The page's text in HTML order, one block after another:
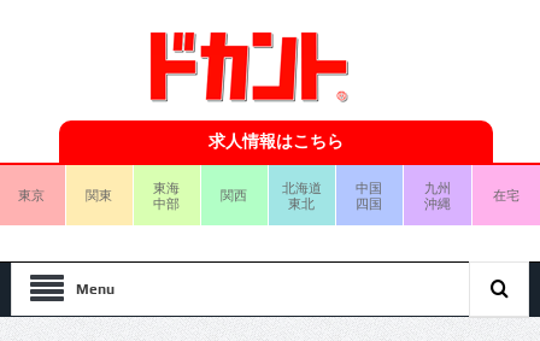
求人情報はこちら
東京 関東
東海
中部
関西
北海道
東北
中国
四国
九州
沖縄
在宅
Menu